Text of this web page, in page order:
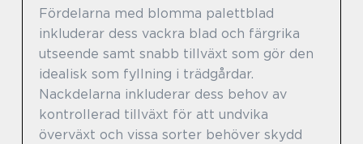
Fördelarna med blomma palettblad
inkluderar dess vackra blad och färgrika
utseende samt snabb tillväxt som gör den
idealisk som fyllning i trädgårdar.
Nackdelarna inkluderar dess behov av
kontrollerad tillväxt för att undvika
överväxt och vissa sorter behöver skydd